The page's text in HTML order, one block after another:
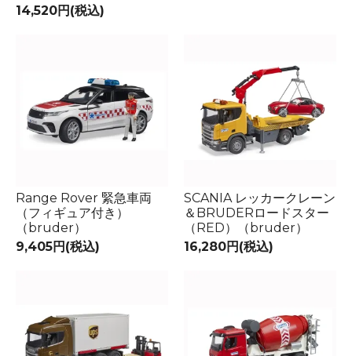
14,520円(税込)
Range Rover 緊急車両
（フィギュア付き）
（bruder）
9,405円(税込)
SCANIA レッカークレーン
＆BRUDERロードスター
（RED）（bruder）
16,280円(税込)